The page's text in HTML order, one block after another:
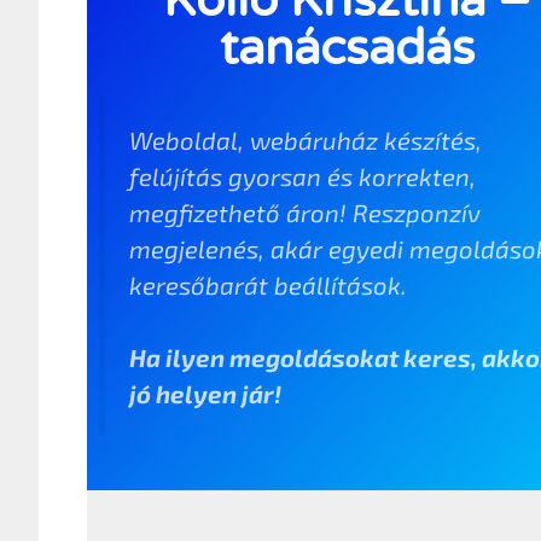
tanácsadás
Weboldal, webáruház készítés,
felújítás gyorsan és korrekten,
megfizethető áron! Reszponzív
megjelenés, akár egyedi
keresőbarát beállítások.
Ha ilyen megoldásokat keres,
jó helyen jár!